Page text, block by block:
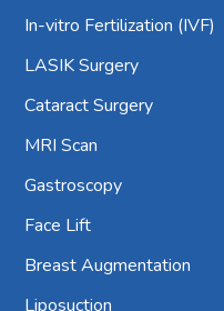
In-vitro Fertilization (IVF)
LASIK Surgery
Cataract Surgery
MRI Scan
Gastroscopy
Face Lift
Breast Augmentation
Liposuction